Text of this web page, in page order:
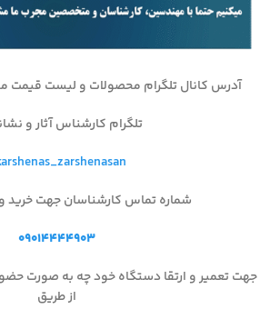
آدرس کانال تلگرام محصولات و لیست قیمت
تلگرام کارشناس آثار و
شماره تماس کارشناسان جهت خرید
۰۹۰۱۴۴۴۴۹۰۳
جهت تعمیر و ارتقا دستگاه خود چه به صورت
از طریق